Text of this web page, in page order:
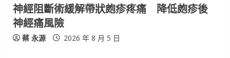
神經阻斷術緩解帶狀皰疹疼痛 降低皰疹後
神經痛風險
蔡 永源 2026 年 8 月 5 日